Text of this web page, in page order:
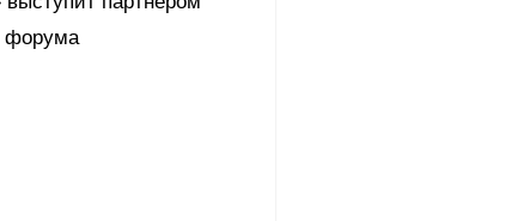
форума